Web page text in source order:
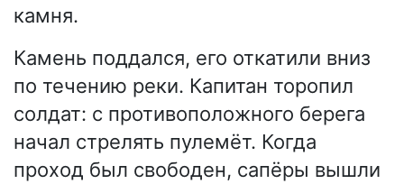
камня.
Камень поддался, его откатили вниз
по течению реки. Капитан торопил
солдат: с противоположного берега
начал стрелять пулемёт. Когда
проход был свободен, сапёры вышли